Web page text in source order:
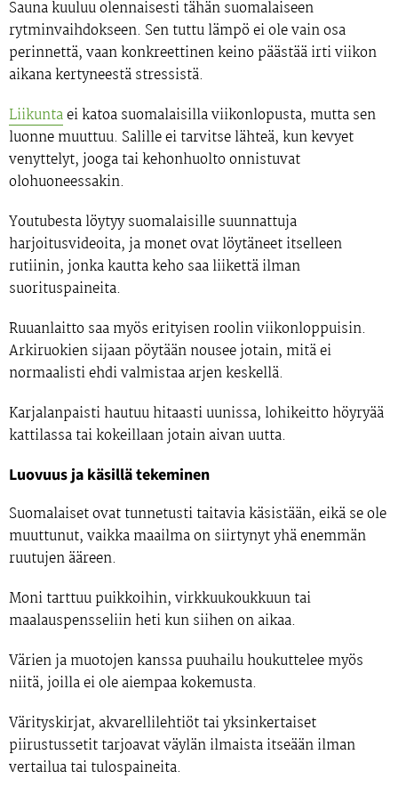
Sauna kuuluu olennaisesti tähän suomalaiseen
rytminvaihdokseen. Sen tuttu lämpö ei ole vain osa
perinnettä, vaan konkreettinen keino päästää irti viikon
aikana kertyneestä stressistä.
Liikuntaei katoa suomalaisilla viikonlopusta, mutta sen
luonne muuttuu. Salille ei tarvitse lähteä, kun kevyet
venyttelyt, jooga tai kehonhuolto onnistuvat
olohuoneessakin.
Youtubesta löytyy suomalaisille suunnattuja
harjoitusvideoita, ja monet ovat löytäneet itselleen
rutiinin, jonka kautta keho saa liikettä ilman
suorituspaineita.
Ruuanlaitto saa myös erityisen roolin viikonloppuisin.
Arkiruokien sijaan pöytään nousee jotain, mitä ei
normaalisti ehdi valmistaa arjen keskellä.
Karjalanpaisti hautuu hitaasti uunissa, lohikeitto höyryää
kattilassa tai kokeillaan jotain aivan uutta.
Luovuus ja käsillä tekeminen
Suomalaiset ovat tunnetusti taitavia käsistään, eikä se ole
muuttunut, vaikka maailma on siirtynyt yhä enemmän
ruutujen ääreen.
Moni tarttuu puikkoihin, virkkuukoukkuun tai
maalauspensseliin heti kun siihen on aikaa.
Värien ja muotojen kanssa puuhailu houkuttelee myös
niitä, joilla ei ole aiempaa kokemusta.
Värityskirjat, akvarellilehtiöt tai yksinkertaiset
piirustussetit tarjoavat väylän ilmaista itseään ilman
vertailua tai tulospaineita.